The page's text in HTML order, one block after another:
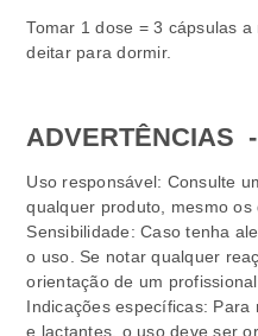
Tomar 1 dose = 3 cápsulas
deitar para dormir.
ADVERTÊNCIAS -
Uso responsável: Consulte
qualquer produto, mesmo os
Sensibilidade: Caso tenha
o uso. Se notar qualquer
orientação de um
Indicações específicas:
e lactantes, o uso deve ser